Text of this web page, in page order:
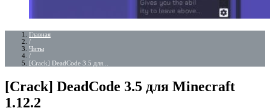
Главная
/
Читы
/
[Crack] DeadCode 3.5 для...
[Crack] DeadCode 3.5 для Minecraft
1.12.2